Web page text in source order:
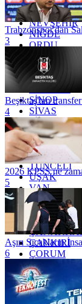
MUŞ
NEVŞEHİR
NİĞDE
ORDU
OSMANİYE
RİZE
SAKARYA
SİNOP
SİVAS
SİİRT
TEKİRDAĞ
TOKAT
TRABZON
TUNCELİ
UŞAK
VAN
YALOVA
YOZGAT
ÇANKIRI
ÇORUM
İSTANBUL
İZMİR
ŞIRNAK
Trabzonspor'dan
3
Beşiktaş'tan
4
2026 KPSS ne
5
Aşırı Sıcakların
6